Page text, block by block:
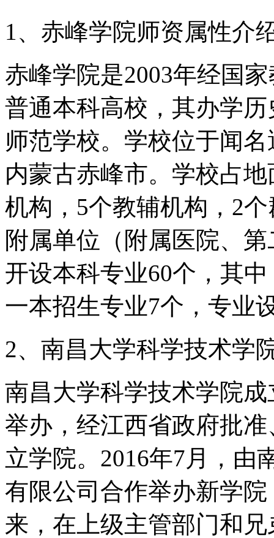
1、赤峰学院师资属性介
赤峰学院是2003年经国
普通本科高校，其办学
师范学校。学校位于闻
内蒙古赤峰市。学校占
机构，5个教辅机构，2
附属单位（附属医院、
开设本科专业60个，其
一本招生专业7个，专业
2、南昌大学科学技术学
南昌大学科学技术学院
举办，经江西省政府批
立学院。2016年7月，由
有限公司合作举办新学
来，在上级主管部门和